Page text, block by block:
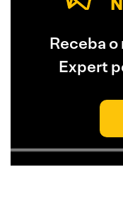
Receba
Expert